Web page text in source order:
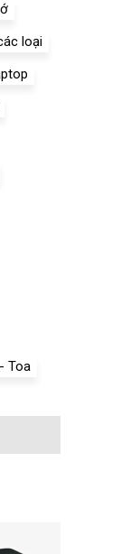
loại
Toa